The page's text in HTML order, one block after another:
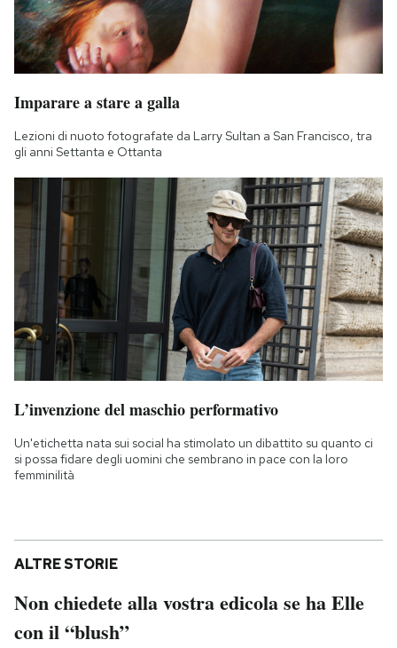
Imparare a stare a galla
Lezioni di nuoto fotografate da Larry Sultan a San Francisco, tra
gli anni Settanta e Ottanta
L’invenzione del maschio performativo
Un'etichetta nata sui social ha stimolato un dibattito su quanto ci
si possa fidare degli uomini che sembrano in pace con la loro
femminilità
ALTRE STORIE
Non chiedete alla vostra edicola se ha Elle
con il “blush”